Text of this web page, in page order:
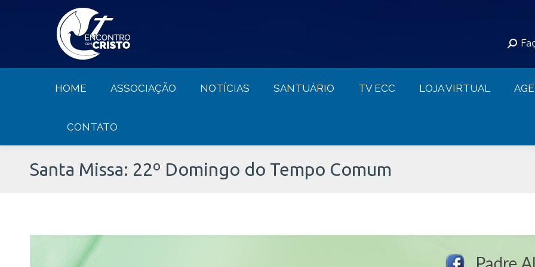
HOME ASSOCIAÇÃO NOTÍCIAS SANTUÁRIO TV ECC LOJA VIRTUAL
CONTATO
Santa Missa: 22º Domingo do Tempo Comum
HOME